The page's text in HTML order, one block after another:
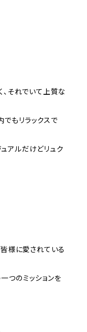
それでいて上質な
でもリラックスで
アルだけどリュク
様に愛されている
つのミッションを